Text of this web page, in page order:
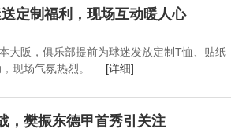
定制福利，现场互动暖人心
大阪，俱乐部提前为球迷发放定制T恤、贴纸
现场气氛热烈。 ... [详细]
，樊振东德甲首秀引关注